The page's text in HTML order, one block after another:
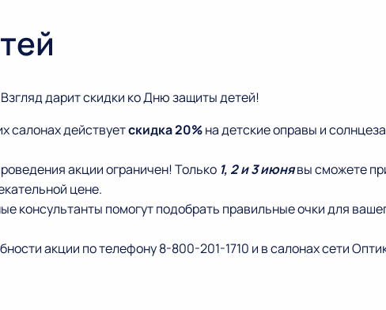
дарит скидки ко Дню защиты детей!
салонах действуетскидка 20%на детские оправы и
акции ограничен! Только 1, 2 и 3 июнявы сможете
цене.
консультанты помогут подобрать правильные очки для
акции по телефону8-800-201-1710 и в салонах сети